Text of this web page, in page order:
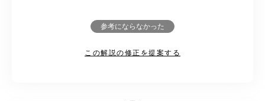
参考にならなかった
この解説の修正を提案する